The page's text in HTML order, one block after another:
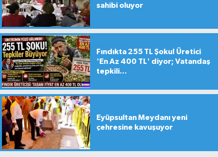
sahibi oluyor
Fındıkta 255 TL Şoku! Üretici
'En Az 400 TL' diyor; Vatandaş
tepkili...
Eyüpsultan Meydanı yeni
çehresine kavuşuyor